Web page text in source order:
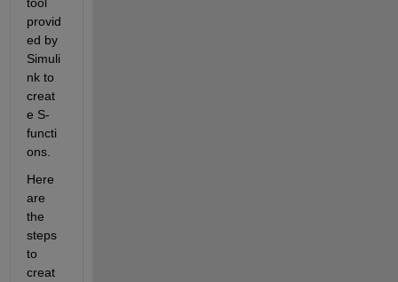
provid
ed by
Simuli
nk to
creat
e S-
functi
ons.
Here
are
the
steps
to
creat